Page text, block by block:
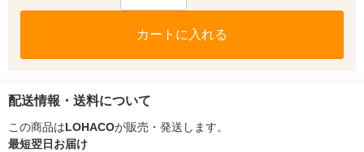
カートに入れる
配送情報・送料について
この商品はLOHACOが販売・発送します。
最短翌日お届け